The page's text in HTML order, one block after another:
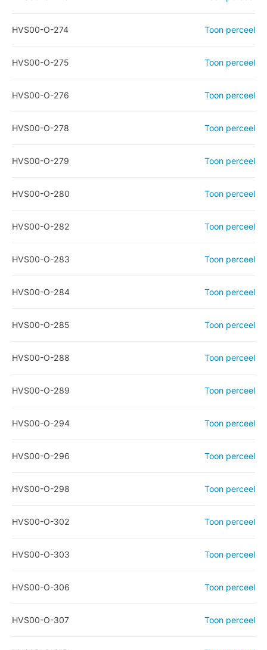
HVS00-O-274 Toon perceel
HVS00-O-275 Toon perceel
HVS00-O-276 Toon perceel
HVS00-O-278 Toon perceel
HVS00-O-279 Toon perceel
HVS00-O-280 Toon perceel
HVS00-O-282 Toon perceel
HVS00-O-283 Toon perceel
HVS00-O-284 Toon perceel
HVS00-O-285 Toon perceel
HVS00-O-288 Toon perceel
HVS00-O-289 Toon perceel
HVS00-O-294 Toon perceel
HVS00-O-296 Toon perceel
HVS00-O-298 Toon perceel
HVS00-O-302 Toon perceel
HVS00-O-303 Toon perceel
HVS00-O-306 Toon perceel
HVS00-O-307 Toon perceel